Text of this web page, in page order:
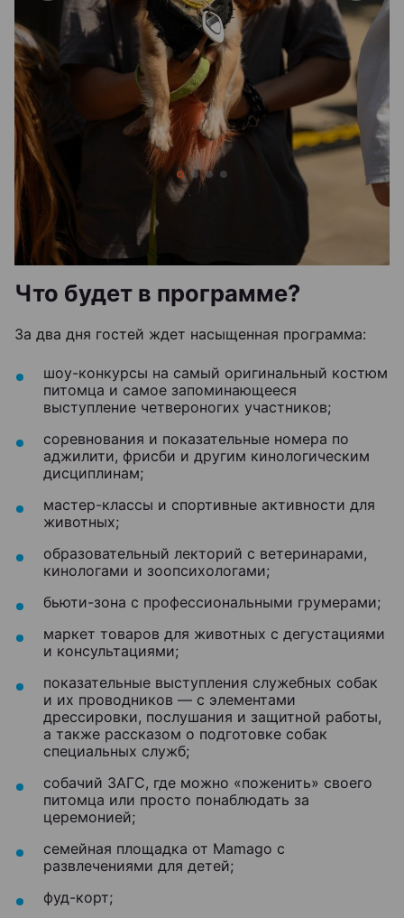
Что будет в программе?
За два дня гостей ждет насыщенная программа:
шоу-конкурсы на самый оригинальный костюм
питомца и самое запоминающееся
выступление четвероногих участников;
соревнования и показательные номера по
аджилити, фрисби и другим кинологическим
дисциплинам;
мастер-классы и спортивные активности для
животных;
образовательный лекторий с ветеринарами,
кинологами и зоопсихологами;
бьюти-зона с профессиональными грумерами;
маркет товаров для животных с дегустациями
и консультациями;
показательные выступления служебных собак
и их проводников — с элементами
дрессировки, послушания и защитной работы,
а также рассказом о подготовке собак
специальных служб;
собачий ЗАГС, где можно «поженить» своего
питомца или просто понаблюдать за
церемонией;
семейная площадка от Mamago с
развлечениями для детей;
фуд-корт;